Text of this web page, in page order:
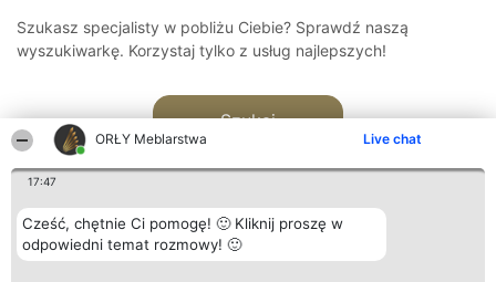
ORŁY Meblarstwa Live chat
17:47
Cześć, chętnie Ci pomogę! 🙂 Kliknij proszę w
odpowiedni temat rozmowy! 🙂
Szukasz specjalisty w pobliżu Ciebie? Sprawdź naszą
wyszukiwarkę. Korzystaj tylko z usług najlepszych!
Szukaj